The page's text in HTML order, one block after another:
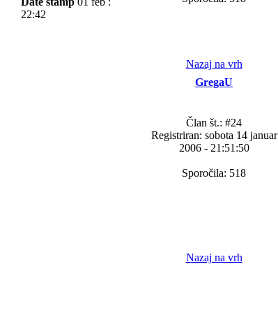
22:42
Nazaj na vrh
GregaU
Član št.: #24
Registriran: sobota 14 januar
2006 - 21:51:50
Sporočila: 518
Nazaj na vrh